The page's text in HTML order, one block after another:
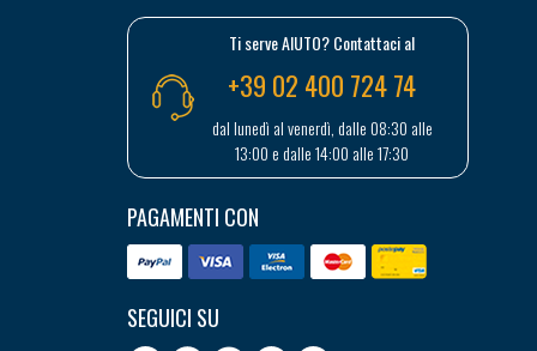
Ti serve AIUTO? Contattaci al
+39 02 400 724 74
dal lunedì al venerdì, dalle 08:30 alle
13:00 e dalle 14:00 alle 17:30
PAGAMENTI CON
SEGUICI SU